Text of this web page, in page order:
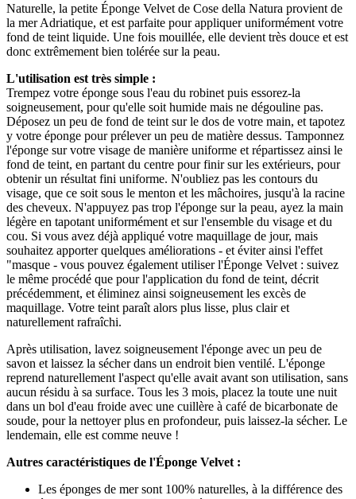
Naturelle, la petite Éponge Velvet de Cose della Natura provient de
la mer Adriatique, et est parfaite pour appliquer uniformément votre
fond de teint liquide. Une fois mouillée, elle devient très douce et est
donc extrêmement bien tolérée sur la peau.
L'utilisation est très simple :
Trempez votre éponge sous l'eau du robinet puis essorez-la
soigneusement, pour qu'elle soit humide mais ne dégouline pas.
Déposez un peu de fond de teint sur le dos de votre main, et tapotez
y votre éponge pour prélever un peu de matière dessus. Tamponnez
l'éponge sur votre visage de manière uniforme et répartissez ainsi le
fond de teint, en partant du centre pour finir sur les extérieurs, pour
obtenir un résultat fini uniforme. N'oubliez pas les contours du
visage, que ce soit sous le menton et les mâchoires, jusqu'à la racine
des cheveux. N'appuyez pas trop l'éponge sur la peau, ayez la main
légère en tapotant uniformément et sur l'ensemble du visage et du
cou. Si vous avez déjà appliqué votre maquillage de jour, mais
souhaitez apporter quelques améliorations - et éviter ainsi l'effet
"masque - vous pouvez également utiliser l'Éponge Velvet : suivez
le même procédé que pour l'application du fond de teint, décrit
précédemment, et éliminez ainsi soigneusement les excès de
maquillage. Votre teint paraît alors plus lisse, plus clair et
naturellement rafraîchi.
Après utilisation, lavez soigneusement l'éponge avec un peu de
savon et laissez la sécher dans un endroit bien ventilé. L'éponge
reprend naturellement l'aspect qu'elle avait avant son utilisation, sans
aucun résidu à sa surface. Tous les 3 mois, placez la toute une nuit
dans un bol d'eau froide avec une cuillère à café de bicarbonate de
soude, pour la nettoyer plus en profondeur, puis laissez-la sécher. Le
lendemain, elle est comme neuve !
Autres caractéristiques de l'Éponge Velvet :
Les éponges de mer sont 100% naturelles, à la différence des